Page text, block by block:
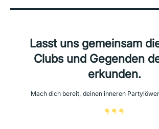
Lasst uns gemeinsam
Clubs und Gegenden
erkunden.
Mach dich bereit, deinen inneren